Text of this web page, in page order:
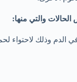
والتي منها:
الدم وذلك لاحتواء